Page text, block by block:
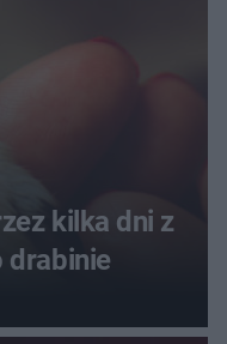
kilka dni z
drabinie